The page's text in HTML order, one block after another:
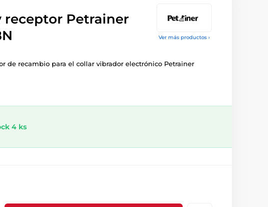
Ver más productos ›
receptor Petrainer
de recambio para el collar vibrador electrónico Petrainer
4 ks